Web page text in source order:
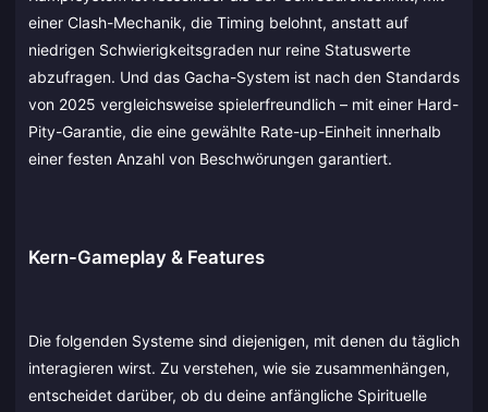
einer Clash-Mechanik, die Timing belohnt, anstatt auf
niedrigen Schwierigkeitsgraden nur reine Statuswerte
abzufragen. Und das Gacha-System ist nach den Standards
von 2025 vergleichsweise spielerfreundlich – mit einer Hard-
Pity-Garantie, die eine gewählte Rate-up-Einheit innerhalb
einer festen Anzahl von Beschwörungen garantiert.
Kern-Gameplay & Features
Die folgenden Systeme sind diejenigen, mit denen du täglich
interagieren wirst. Zu verstehen, wie sie zusammenhängen,
entscheidet darüber, ob du deine anfängliche Spirituelle